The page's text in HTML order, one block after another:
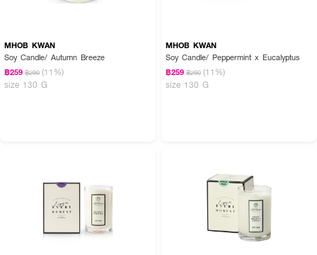
MHOB KWAN
Soy Candle/ Autumn Breeze
฿259 ฿290 (11%)
size 130 G
MHOB KWAN
Soy Candle/ Peppermint x Eucalyptus
฿259 ฿290 (11%)
size 130 G